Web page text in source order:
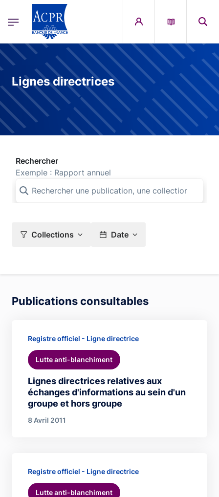
ACPR Menu Principal (French)
Lignes directrices
Rechercher
Exemple : Rapport annuel
Collections Date
Publications consultables
Lignes directrices relatives aux
échanges d'informations au sein d'un
groupe et hors groupe
Registre officiel - Ligne directrice
Lutte anti-blanchiment
8 Avril 2011
Registre officiel - Ligne directrice
Lutte anti-blanchiment